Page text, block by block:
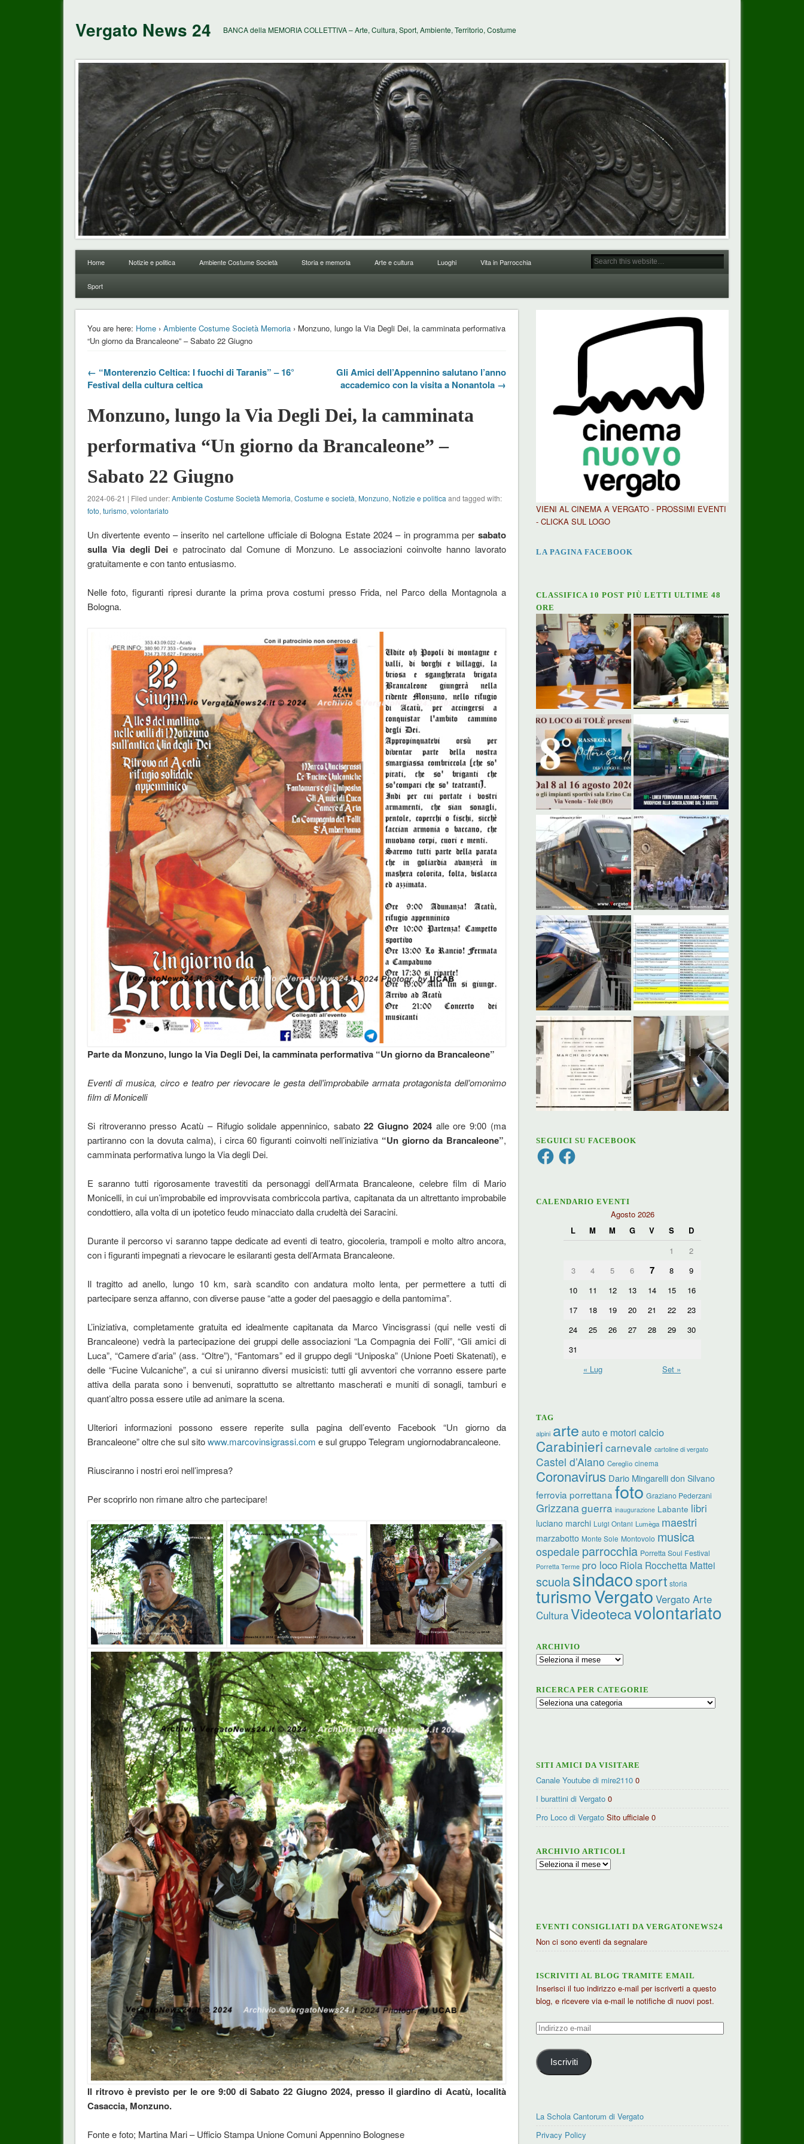
Vergato News 24 BANCA della MEMORIA COLLETTIVA – Arte, Cultura, Sport, Ambiente, Territorio, Costume
Home Notizie e politica Ambiente Costume Società Storia e memoria Arte e cultura Luoghi Vita in Parrocchia
Sport
You are here: Home› Ambiente Costume Società Memoria› Monzuno, lungo la Via Degli Dei, la camminata performativa
“Un giorno da Brancaleone” – Sabato 22 Giugno
← “Monterenzio Celtica: I fuochi di Taranis” – 16°
Festival della cultura celtica
Gli Amici dell’Appennino salutano l’anno
accademico con la visita a Nonantola →
Monzuno, lungo la Via Degli Dei, la camminata
performativa “Un giorno da Brancaleone” –
Sabato 22 Giugno
2024-06-21 | Filed under:Ambiente Costume Società Memoria, Costume e società, Monzuno, Notizie e politica and tagged with:
foto, turismo, volontariato
Un divertente evento – inserito nel cartellone ufficiale di Bologna Estate 2024 – in programma per sabato
sulla Via degli Dei e patrocinato dal Comune di Monzuno. Le associazioni coinvolte hanno lavorato
gratuitamente e con tanto entusiasmo.
Nelle foto, figuranti ripresi durante la prima prova costumi presso Frida, nel Parco della Montagnola a
Bologna.
Parte da Monzuno, lungo la Via Degli Dei, la camminata performativa “Un giorno da Brancaleone”
Eventi di musica, circo e teatro per rievocare le gesta dell’improbabile armata protagonista dell’omonimo
film di Monicelli
Si ritroveranno presso Acatù – Rifugio solidale appenninico, sabato22 Giugno 2024alle ore 9:00 (ma
partiranno con la dovuta calma), i circa 60 figuranti coinvolti nell’iniziativa “Un giorno da Brancaleone”,
camminata performativa lungo la Via degli Dei.
E saranno tutti rigorosamente travestiti da personaggi dell’Armata Brancaleone, celebre film di Mario
Monicelli, in cui un’improbabile ed improvvisata combriccola partiva, capitanata da un altrettanto improbabile
condottiero, alla volta di un ipotetico feudo minacciato dalla crudeltà dei Saracini.
Durante il percorso vi saranno tappe dedicate ad eventi di teatro, giocoleria, trampoli e molto altro ancora,
con i figuranti impegnati a rievocare le esilaranti gesta dell’Armata Brancaleone.
Il tragitto ad anello, lungo 10 km, sarà scandito con andatura molto lenta, per permettere a tutti di
partecipare senza affanno, con diverse pause “atte a goder del paesaggio e della pantomima”.
L’iniziativa, completamente gratuita ed idealmente capitanata da Marco Vincisgrassi (qui nelle vesti di
Brancaleone) vedrà la partecipazione dei gruppi delle associazioni “La Compagnia dei Folli”, “Gli amici di
Luca”, “Camere d’aria” (ass. “Oltre”), “Fantomars” ed il gruppo degli “Uniposka” (Unione Poeti Skatenati), e
delle “Fucine Vulcaniche”, a cui si uniranno diversi musicisti: tutti gli avventori che vorranno essere parte
attiva della parata sono i benvenuti, soprattutto se altrettanto mascherati e muniti di sonagli, tamburi e
quant’altro possa essere utile ad animare la scena.
Ulteriori informazioni possono essere reperite sulla pagina dell’evento Facebook “Un giorno da
Brancaleone” oltre che sul sitowww.marcovinsigrassi.com e sul gruppo Telegram ungiornodabrancaleone.
Riusciranno i nostri eroi nell’impresa?
Per scoprirlo non rimane altro che partecipare!
Il ritrovo è previsto per le ore 9:00 di Sabato 22 Giugno 2024, presso il giardino di Acatù, località
Casaccia, Monzuno.
Fonte e foto; Martina Mari – Ufficio Stampa Unione Comuni Appennino Bolognese
VIENI AL CINEMA A VERGATO - PROSSIMI EVENTI
- CLICKA SUL LOGO
LA PAGINA FACEBOOK
CLASSIFICA 10 POST PIÙ LETTI ULTIME 48
ORE
SEGUICI SU FACEBOOK
FacebookFacebook
CALENDARIO EVENTI
Agosto 2026
L
M M G V S
D
1
2
3
4 5 6 7 8
9
10
11 12 13 14 15
16
17
18 19 20 21 22
23
24
25 26 27 28 29
30
31
« Lug
Set »
TAG
alpini arte auto e motori calcio
Carabinieri carnevale cartoline di vergato
Castel d’Aiano Cereglio cinema
Coronavirus Dario Mingarelli don Silvano
ferrovia porrettana foto Graziano Pederzani
Grizzanaguerra inaugurazione Labante libri
luciano marchi Luigi Ontani Lumèga maestri
marzabotto Monte Sole Montovolo musica
ospedale parrocchia Porretta Soul Festival
Porretta Terme pro loco Riola Rocchetta Mattei
scuolasindacosport storia
turismoVergato Vergato Arte
CulturaVideotecavolontariato
ARCHIVIO
Archivio
RICERCA PER CATEGORIE
Ricerca
SITI AMICI DA VISITARE
Canale Youtube di mire2110 0
I burattini di Vergato 0
Pro Loco di Vergato Sito ufficiale 0
ARCHIVIO ARTICOLI
Archivio
EVENTI CONSIGLIATI DA VERGATONEWS24
Non ci sono eventi da segnalare
ISCRIVITI AL BLOG TRAMITE EMAIL
Inserisci il tuo indirizzo e-mail per iscriverti a questo
blog, e ricevere via e-mail le notifiche di nuovi post.
Indirizzo
mail
Iscriviti
La Schola Cantorum di Vergato
Privacy Policy